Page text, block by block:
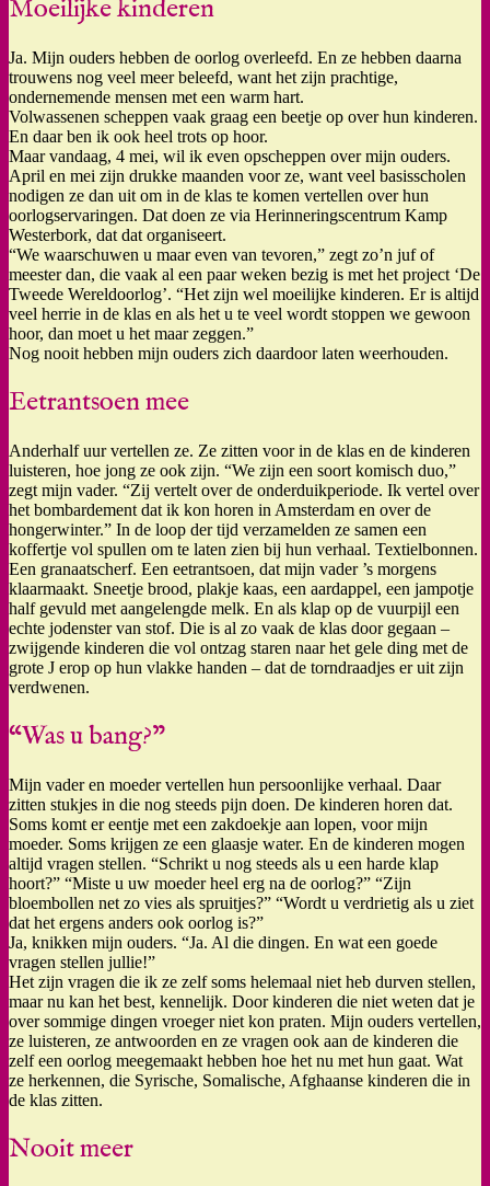
Moeilijke kinderen
Ja. Mijn ouders hebben de oorlog overleefd. En ze hebben daarna
trouwens nog veel meer beleefd, want het zijn prachtige,
ondernemende mensen met een warm hart.
Volwassenen scheppen vaak graag een beetje op over hun kinderen.
En daar ben ik ook heel trots op hoor.
Maar vandaag, 4 mei, wil ik even opscheppen over mijn ouders.
April en mei zijn drukke maanden voor ze, want veel basisscholen
nodigen ze dan uit om in de klas te komen vertellen over hun
oorlogservaringen. Dat doen ze via Herinneringscentrum Kamp
Westerbork, dat dat organiseert.
“We waarschuwen u maar even van tevoren,” zegt zo’n juf of
meester dan, die vaak al een paar weken bezig is met het project ‘De
Tweede Wereldoorlog’. “Het zijn wel moeilijke kinderen. Er is altijd
veel herrie in de klas en als het u te veel wordt stoppen we gewoon
hoor, dan moet u het maar zeggen.”
Nog nooit hebben mijn ouders zich daardoor laten weerhouden.
Eetrantsoen mee
Anderhalf uur vertellen ze. Ze zitten voor in de klas en de kinderen
luisteren, hoe jong ze ook zijn. “We zijn een soort komisch duo,”
zegt mijn vader. “Zij vertelt over de onderduikperiode. Ik vertel over
het bombardement dat ik kon horen in Amsterdam en over de
hongerwinter.” In de loop der tijd verzamelden ze samen een
koffertje vol spullen om te laten zien bij hun verhaal. Textielbonnen.
Een granaatscherf. Een eetrantsoen, dat mijn vader ’s morgens
klaarmaakt. Sneetje brood, plakje kaas, een aardappel, een jampotje
half gevuld met aangelengde melk. En als klap op de vuurpijl een
echte jodenster van stof. Die is al zo vaak de klas door gegaan –
zwijgende kinderen die vol ontzag staren naar het gele ding met de
grote J erop op hun vlakke handen – dat de torndraadjes er uit zijn
verdwenen.
“Was u bang?”
Mijn vader en moeder vertellen hun persoonlijke verhaal. Daar
zitten stukjes in die nog steeds pijn doen. De kinderen horen dat.
Soms komt er eentje met een zakdoekje aan lopen, voor mijn
moeder. Soms krijgen ze een glaasje water. En de kinderen mogen
altijd vragen stellen. “Schrikt u nog steeds als u een harde klap
hoort?” “Miste u uw moeder heel erg na de oorlog?” “Zijn
bloembollen net zo vies als spruitjes?” “Wordt u verdrietig als u ziet
dat het ergens anders ook oorlog is?”
Ja, knikken mijn ouders. “Ja. Al die dingen. En wat een goede
vragen stellen jullie!”
Het zijn vragen die ik ze zelf soms helemaal niet heb durven stellen,
maar nu kan het best, kennelijk. Door kinderen die niet weten dat je
over sommige dingen vroeger niet kon praten. Mijn ouders vertellen,
ze luisteren, ze antwoorden en ze vragen ook aan de kinderen die
zelf een oorlog meegemaakt hebben hoe het nu met hun gaat. Wat
ze herkennen, die Syrische, Somalische, Afghaanse kinderen die in
de klas zitten.
Nooit meer